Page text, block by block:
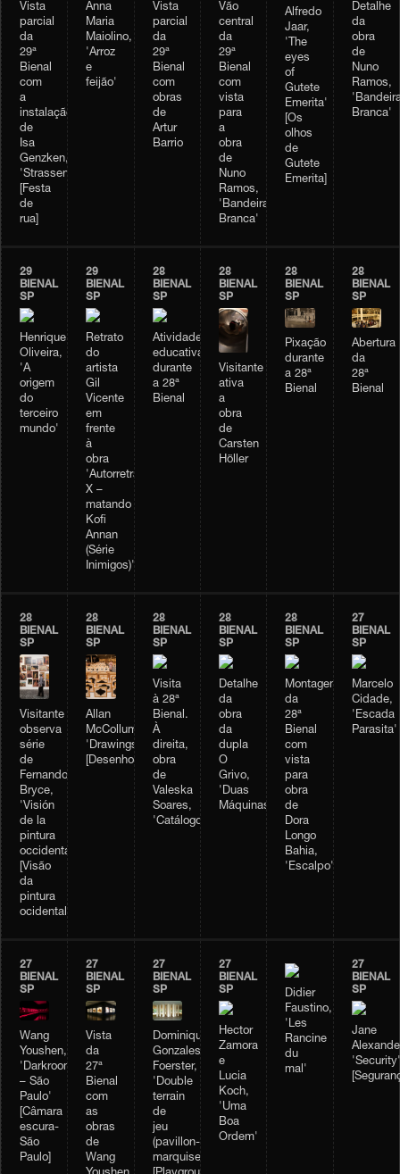
Vista
parcial
da
29ª
Bienal
com
a
instalação
de
Isa
Genzken,
'Strassenfest'
[Festa
de
rua]
Anna
Maria
Maiolino,
'Arroz
e
feijão'
Vista
parcial
da
29ª
Bienal
com
obras
de
Artur
Barrio
Vão
central
da
29ª
Bienal
com
vista
para
a
obra
de
Nuno
Ramos,
'Bandeira
Branca'
Alfredo
Jaar,
'The
eyes
of
Gutete
Emerita'
[Os
olhos
de
Gutete
Emerita]
Detalhe
da
obra
de
Nuno
Ramos,
Branca'
29
BIENAL
SP
Henrique
Oliveira,
'A
origem
do
terceiro
mundo'
29
BIENAL
SP
Retrato
do
artista
Gil
Vicente
em
frente
à
obra
'Autorretrato
X –
matando
Kofi
Annan
(Série
Inimigos)'
28
BIENAL
SP
Atividade
educativa
durante
a 28ª
Bienal
28
BIENAL
SP
Visitante
ativa
a
obra
de
Carsten
Höller
28
BIENAL
SP
Pixação
durante
a 28ª
Bienal
28
BIENAL
SP
Abertura
da
28ª
Bienal
28
BIENAL
SP
Visitante
observa
série
de
Fernando
Bryce,
'Visión
de la
pintura
occidental'
[Visão
da
pintura
ocidental]
28
BIENAL
SP
Allan
McCollum,
'Drawings'
[Desenhos]
28
BIENAL
SP
Visita
à 28ª
Bienal.
À
direita,
obra
de
Valeska
Soares,
'Catálogo'
28
BIENAL
SP
Detalhe
da
obra
da
dupla
O
Grivo,
'Duas
Máquinas'
28
BIENAL
SP
Montagem
da
28ª
Bienal
com
vista
para
obra
de
Dora
Longo
Bahia,
'Escalpo'
27
BIENAL
SP
Marcelo
Cidade,
'Escada
Parasita'
27
BIENAL
SP
Wang
Youshen,
'Darkroom
– São
Paulo'
[Câmara
escura-
São
Paulo]
27
BIENAL
SP
Vista
da
27ª
Bienal
com
as
obras
de
Wang
27
BIENAL
SP
Dominique
Gonzales-
Foerster,
'Double
terrain
de
jeu
(pavillon-
marquise)'
27
BIENAL
SP
Hector
Zamora
e
Lucia
Koch,
'Uma
Boa
Ordem'
Didier
Faustino,
'Les
Rancine
du
mal'
27
BIENAL
SP
Jane
'Security'